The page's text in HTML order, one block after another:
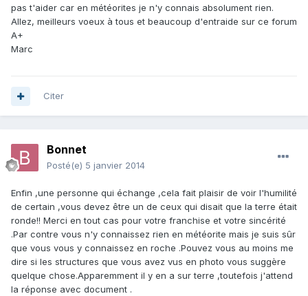
pas t'aider car en météorites je n'y connais absolument rien.
Allez, meilleurs voeux à tous et beaucoup d'entraide sur ce forum
A+
Marc
Citer
Bonnet
Posté(e) 5 janvier 2014
Enfin ,une personne qui échange ,cela fait plaisir de voir l'humilité
de certain ,vous devez être un de ceux qui disait que la terre était
ronde!! Merci en tout cas pour votre franchise et votre sincérité
.Par contre vous n'y connaissez rien en météorite mais je suis sûr
que vous vous y connaissez en roche .Pouvez vous au moins me
dire si les structures que vous avez vus en photo vous suggère
quelque chose.Apparemment il y en a sur terre ,toutefois j'attend
la réponse avec document .